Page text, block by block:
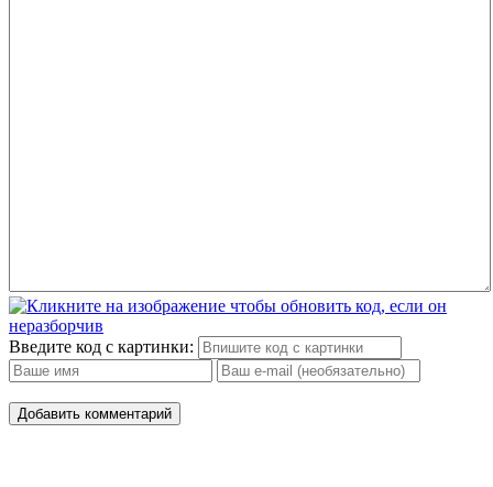
17
18
19
20
Введите код с картинки:
Добавить комментарий